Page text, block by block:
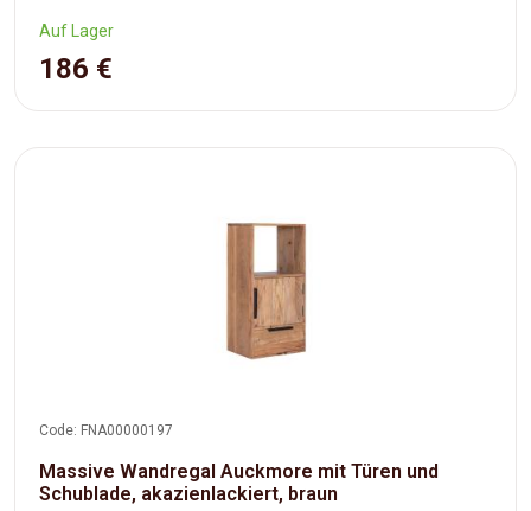
Auf Lager
186 €
Code: FNA00000197
Massive Wandregal Auckmore mit Türen und
Schublade, akazienlackiert, braun